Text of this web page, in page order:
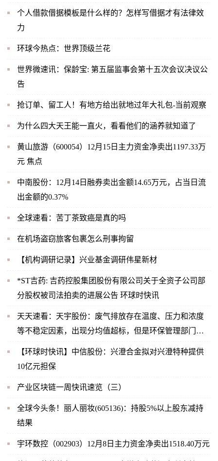
个人借款借据模板是什么样的？怎样写借据才有法律效
力
环球今热点：世界顶级兰花
世界微速讯：保龄宝: 第五届监事会第十五次会议决议公
告
抢订单、留工人！有地方给出就地过年大礼包-当前观察
为什么四大天王能一直火，看看他们的涵养就知道了
黄山旅游（600054）12月15日主力资金净卖出1197.33万
元 焦点
中南股份：12月14日融券卖出金额14.65万元，占当日流
出金额的0.37%
全球速看：苦丁茶致癌是真的吗
在机场盗窃旅客包裹怎么刑事拘留
【机构调研记录】兴业基金调研伟星新材
*ST吉药: 吉药控股集团股份有限公司关于全资子公司部
分股权被司法拍卖的进展公告 环球时快讯
天天速看：天宇股份：废气排放存在温度、压力和浓度
等不稳定因素，出现分均值超标，但是环保管理部门关
【环球时快讯】中信股份：兴澄合金拟对兴澄特种提供
10亿元担保
产业区块链一周快讯速览（三）
全球今头条！丽人丽妆(605136)：持股5%以上股东减持
结果
宇环数控（002903）12月8日主力资金净卖出1518.40万元